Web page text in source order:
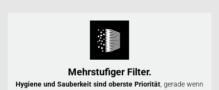
Mehrstufiger Filter.
Hygiene und Sauberkeit sind oberste Priorität, gerade wenn